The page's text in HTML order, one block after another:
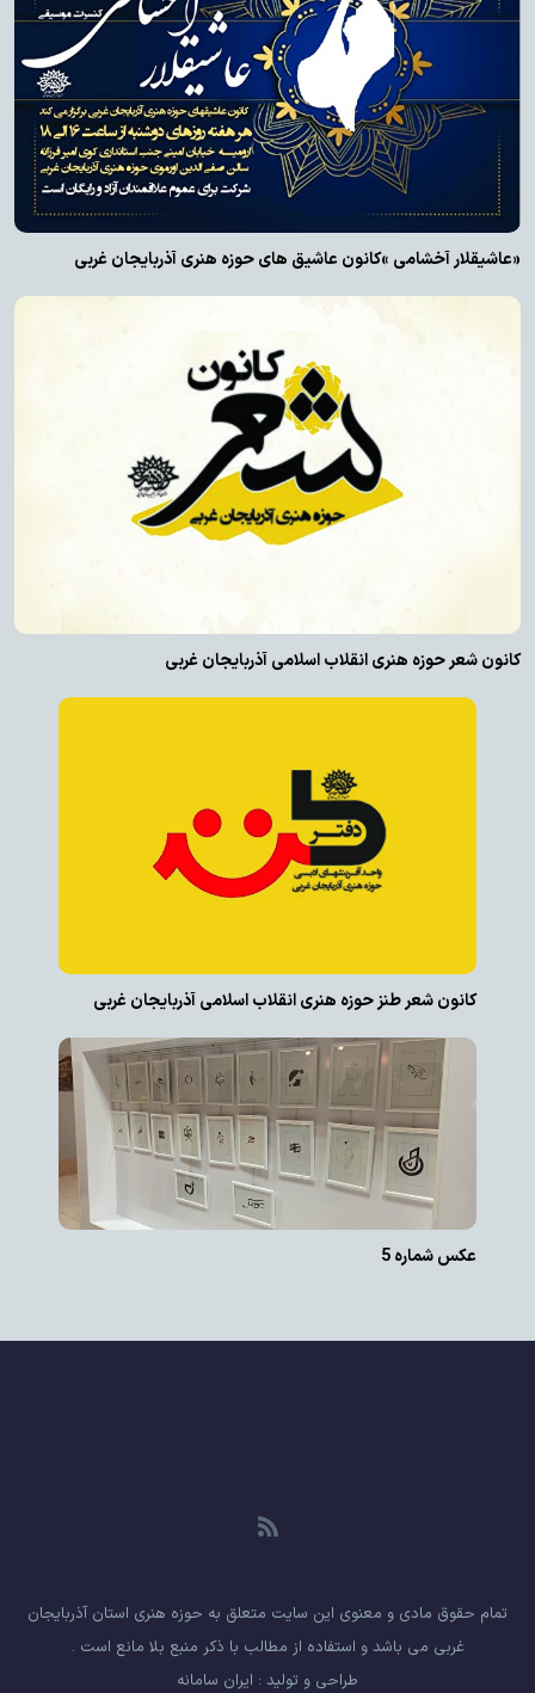
«عاشیقلار آخشامی »کانون عاشیق های حوزه هنری آذربایجان غربی
کانون شعر حوزه هنری انقلاب اسلامی آذربایجان غربی
کانون شعر طنز حوزه هنری انقلاب اسلامی آذربایجان غربی
عکس شماره 5
تمام حقوق مادی و معنوی این سایت متعلق به حوزه هنری استان آذربایجان
غربی می باشد و استفاده از مطالب با ذکر منبع بلا مانع است .
طراحی و تولید : ایران سامانه